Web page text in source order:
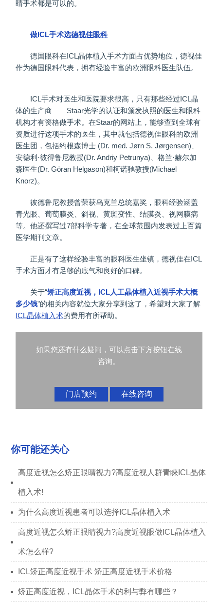
睛手术都是可以的。
做ICL手术选德视佳眼科
德国眼科在ICL晶体植入手术方面占优势地位，德视佳
作为德国眼科代表，拥有经验丰富的欧洲眼科医生队伍。
ICL手术对医生和医院要求很高，只有那些经过ICL晶
体的生产商——Staar光学的认证和颁发执照的医生和眼科
机构才有资格做手术。在Staar的网站上，能够查到全球有
资质进行这项手术的医生，其中就包括德视佳眼科的欧洲
医生团，包括约根森博士 (Dr. med. Jørn S. Jørgensen)、
安德利·彼得鲁尼教授(Dr. Andriy Petrunya)、格兰·赫尔加
森医生(Dr. Göran Helgason)和柯诺驰教授(Michael
Knorz)。
彼德鲁尼教授曾荣获乌克兰总统嘉奖，眼科经验涵盖
青光眼、葡萄膜炎、斜视、黄斑变性、结膜炎、视网膜病
等。他还撰写过7部科学专著，在全球范围内发表过上百篇
医学期刊文章。
正是有了这样经验丰富的眼科医生坐镇，德视佳在ICL
手术方面才有足够的底气和良好的口碑。
关于“矫正高度近视，ICL人工晶体植入近视手术大概
多少钱”的相关内容就位大家分享到这了，希望对大家了解
ICL晶体植入术的费用有所帮助。
如果您还有什么疑问，可以点击下方按钮在线
咨询。
门店预约 在线咨询
你可能还关心
高度近视怎么矫正眼睛视力?高度近视人群青睐ICL晶体
植入术!
为什么高度近视患者可以选择ICL晶体植入术
高度近视怎么矫正眼睛视力?高度近视眼做ICL晶体植入
术怎么样?
ICL矫正高度近视手术 矫正高度近视手术价格
矫正高度近视，ICL晶体手术的利与弊有哪些？